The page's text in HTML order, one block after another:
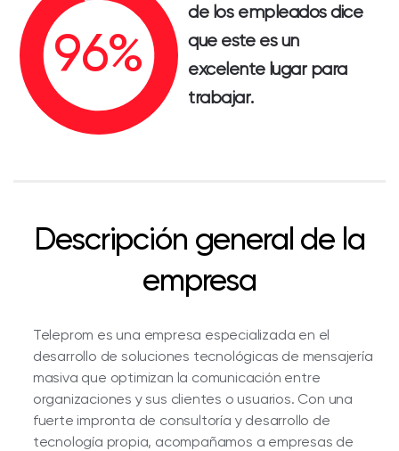
de los empleados dice
que este es un
excelente lugar para
trabajar.
Descripción general de la
empresa
Teleprom es una empresa especializada en el
desarrollo de soluciones tecnológicas de mensajería
masiva que optimizan la comunicación entre
organizaciones y sus clientes o usuarios. Con una
fuerte impronta de consultoría y desarrollo de
tecnología propia, acompañamos a empresas de